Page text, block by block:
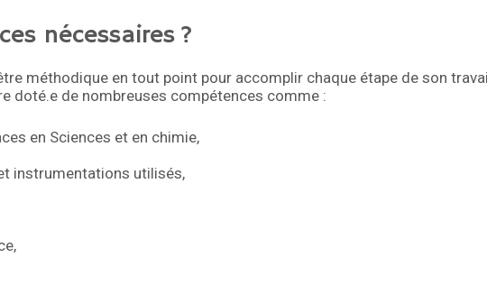
nécessaires ?
méthodique en tout point pour accomplir chaque étape de son
doté.e de nombreuses compétences comme :
en Sciences et en chimie,
instrumentations utilisés,